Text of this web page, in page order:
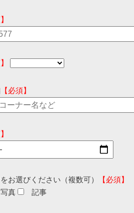
【必須】
お選びください（複数可）
【必須】
写真 記事